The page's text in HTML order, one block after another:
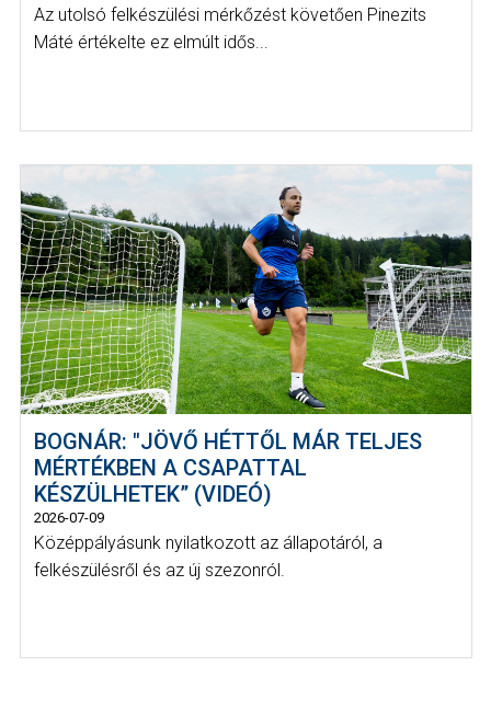
Az utolsó felkészülési mérkőzést követően Pinezits
Máté értékelte ez elmúlt idős...
BOGNÁR: "JÖVŐ HÉTTŐL MÁR TELJES
MÉRTÉKBEN A CSAPATTAL
KÉSZÜLHETEK” (VIDEÓ)
2026-07-09
Középpályásunk nyilatkozott az állapotáról, a
felkészülésről és az új szezonról.